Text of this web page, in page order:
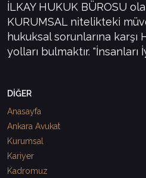
İLKAY HUKUK BÜROSU
KURUMSAL nitelikteki
hukuksal sorunlarına karşı
yolları bulmaktır. "İnsanları
DİĞER
Anasayfa
Ankara Avukat
Kurumsal
Kariyer
Kadromuz